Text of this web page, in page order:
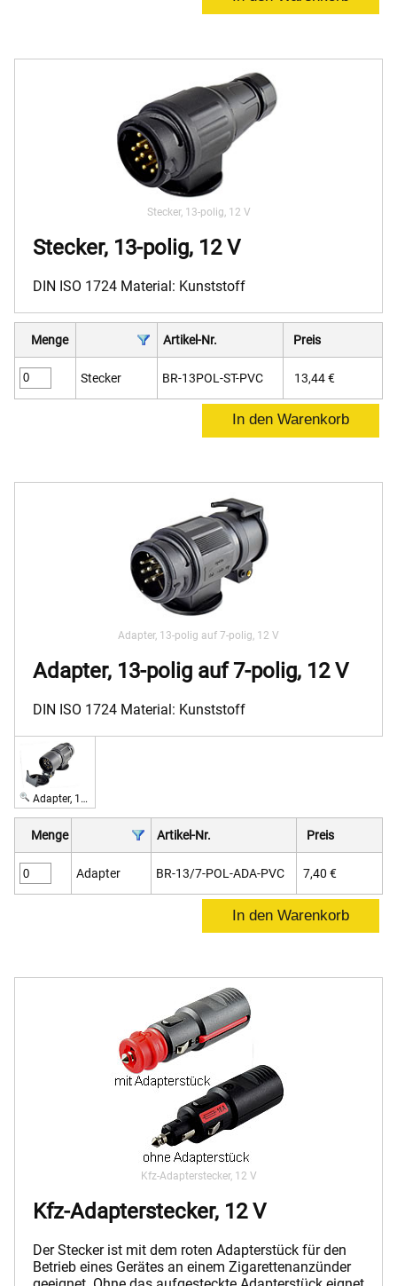
Stecker, 13-polig, 12 V
Stecker, 13-polig, 12 V
DIN ISO 1724 Material: Kunststoff
Menge Artikel-Nr. Preis
Stecker BR-13POL-ST-PVC 13,44 €
Adapter, 13-polig auf 7-polig, 12 V
Adapter, 13-polig auf 7-polig, 12 V
DIN ISO 1724 Material: Kunststoff
Adapter, 13-polig auf 7-polig, 12 V
Menge Artikel-Nr. Preis
Adapter BR-13/7-POL-ADA-PVC 7,40 €
Kfz-Adapterstecker, 12 V
Kfz-Adapterstecker, 12 V
Der Stecker ist mit dem roten Adapterstück für den
Betrieb eines Gerätes an einem Zigarettenanzünder